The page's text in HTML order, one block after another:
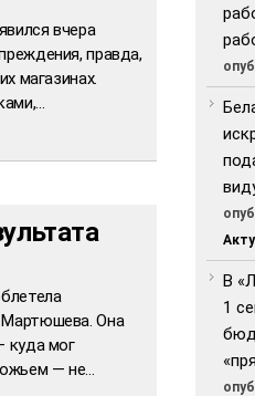
вчера
правда,
магазинах.
Мартюшева. Она
куда мог
— не…
В
1